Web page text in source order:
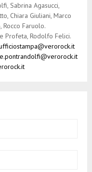
Sabrina Agasucci,
Chiara Giuliani, Marco
Rocco Faruolo.
Profeta, Rodolfo Felici.